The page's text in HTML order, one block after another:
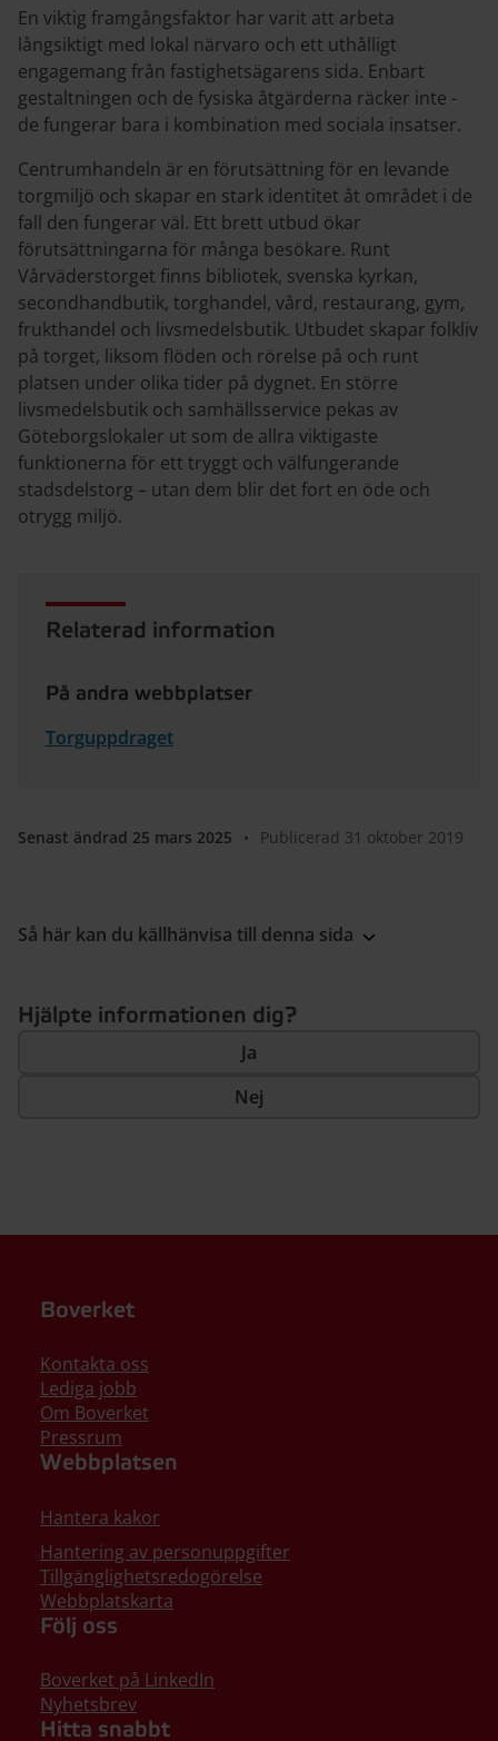
En viktig framgångsfaktor har varit att arbeta
långsiktigt med lokal närvaro och ett uthålligt
engagemang från fastighetsägarens sida. Enbart
gestaltningen och de fysiska åtgärderna räcker inte -
de fungerar bara i kombination med sociala insatser.
Centrumhandeln är en förutsättning för en levande
torgmiljö och skapar en stark identitet åt området i de
fall den fungerar väl. Ett brett utbud ökar
förutsättningarna för många besökare. Runt
Vårväderstorget finns bibliotek, svenska kyrkan,
secondhandbutik, torghandel, vård, restaurang, gym,
frukthandel och livsmedelsbutik. Utbudet skapar folkliv
på torget, liksom flöden och rörelse på och runt
platsen under olika tider på dygnet. En större
livsmedelsbutik och samhällsservice pekas av
Göteborgslokaler ut som de allra viktigaste
funktionerna för ett tryggt och välfungerande
stadsdelstorg – utan dem blir det fort en öde och
otrygg miljö.
Relaterad information
På andra webbplatser
Torguppdraget
Senast ändrad 25 mars 2025 • Publicerad 31 oktober 2019
Så här kan du källhänvisa till denna sida
Hjälpte informationen dig?
Ja
Nej
Boverket
Kontakta oss
Lediga jobb
Om Boverket
Pressrum
Webbplatsen
Hantera kakor
Hantering av personuppgifter
Tillgänglighetsredogörelse
Webbplatskarta
Följ oss
Boverket på LinkedIn
Nyhetsbrev
Hitta snabbt